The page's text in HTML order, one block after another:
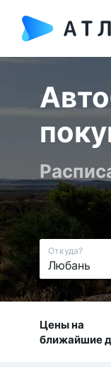
Откуда?
Цены на
ближайшие